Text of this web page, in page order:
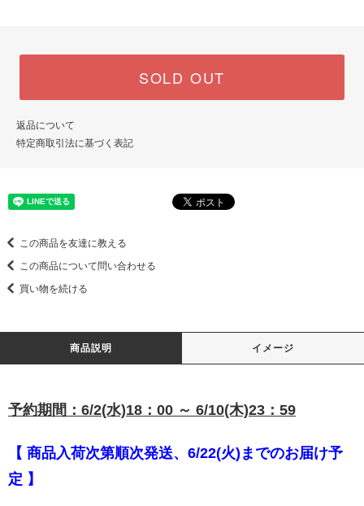
SOLD OUT
返品について
特定商取引法に基づく表記
この商品を友達に教える
この商品について問い合わせる
買い物を続ける
商品説明 イメージ
予約期間：6/2(水)18：00 ～ 6/10(木)23：59
【 商品入荷次第順次発送、6/22(火)までのお届け予
定 】